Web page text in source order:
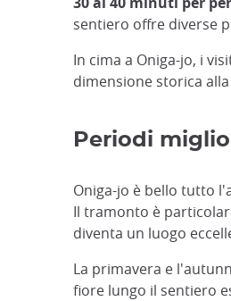
sentiero offre diverse
In cima a Oniga-jo, i
dimensione storica
Periodi
Oniga-jo è bello tutto
Il tramonto è
diventa un luogo
La primavera e
fiore lungo il sentiero